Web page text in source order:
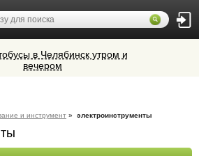
остекление,
люки и зенитные
профиля СИАЛ (Россия)
аптека КазВетСнаб
большой выбор
в Челябинск утром и
вечером
и инструмент » электроинструменты